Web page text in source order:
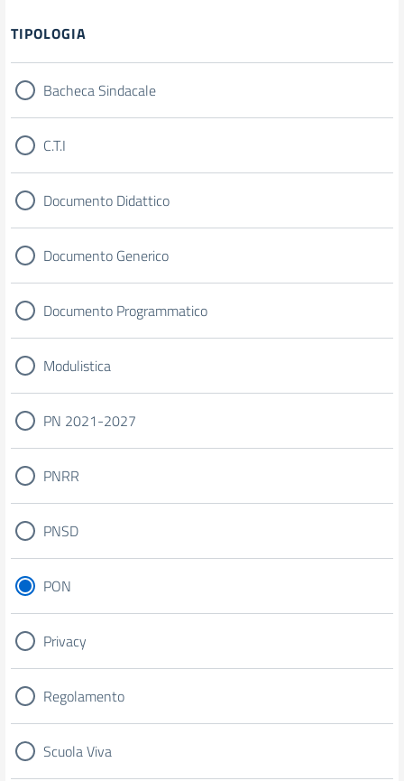
Filtri
TIPOLOGIA
Bacheca Sindacale
C.T.I
Documento Didattico
Documento Generico
Documento Programmatico
Modulistica
PN 2021-2027
PNRR
PNSD
PON
Privacy
Regolamento
Scuola Viva